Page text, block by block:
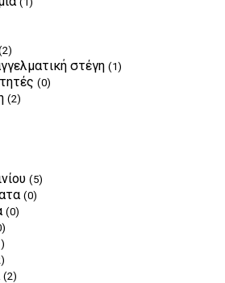
στέγη (1)
(0)
(2)
(5)
(0)
(0)
(2)